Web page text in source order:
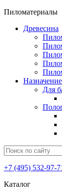
Пиломатериалы
Древесина
Назначение
Для
+7 (495) 532-97-
Каталог